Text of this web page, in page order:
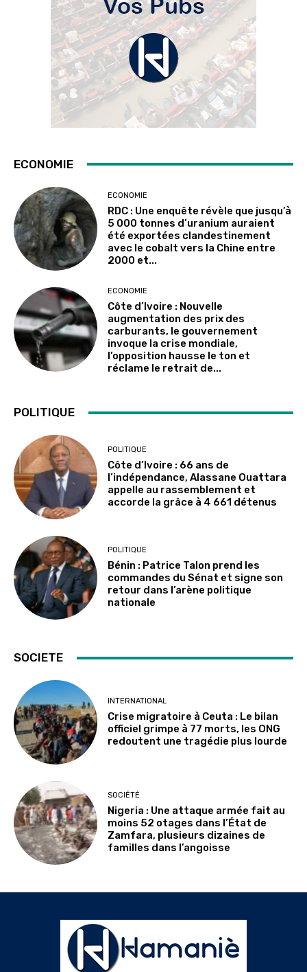
ECONOMIE
ECONOMIE
RDC : Une enquête révèle que jusqu’à
5 000 tonnes d’uranium auraient
été exportées clandestinement
avec le cobalt vers la Chine entre
2000 et...
ECONOMIE
Côte d’Ivoire : Nouvelle
augmentation des prix des
carburants, le gouvernement
invoque la crise mondiale,
l’opposition hausse le ton et
réclame le retrait de...
POLITIQUE
POLITIQUE
Côte d’Ivoire : 66 ans de
l’indépendance, Alassane Ouattara
appelle au rassemblement et
accorde la grâce à 4 661 détenus
POLITIQUE
Bénin : Patrice Talon prend les
commandes du Sénat et signe son
retour dans l’arène politique
nationale
SOCIETE
INTERNATIONAL
Crise migratoire à Ceuta : Le bilan
officiel grimpe à 77 morts, les ONG
redoutent une tragédie plus lourde
SOCIÉTÉ
Nigeria : Une attaque armée fait au
moins 52 otages dans l’État de
Zamfara, plusieurs dizaines de
familles dans l’angoisse